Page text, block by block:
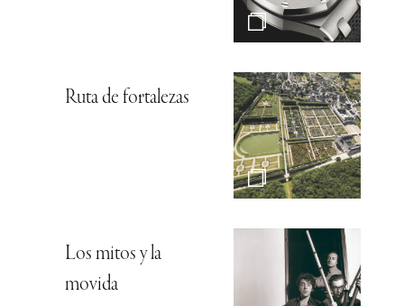
Ruta de fortalezas
Los mitos y la
movida